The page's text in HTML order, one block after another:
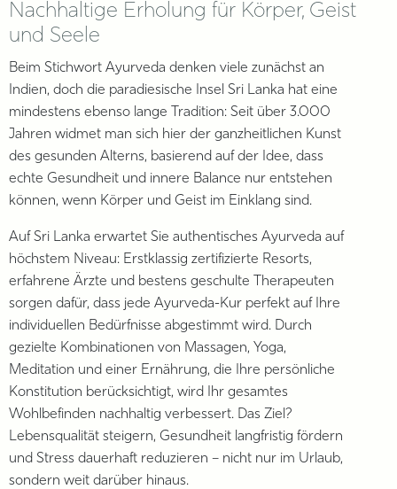
Nachhaltige Erholung für Körper, Geist
und Seele
Beim Stichwort Ayurveda denken viele zunächst an
Indien, doch die paradiesische Insel Sri Lanka hat eine
mindestens ebenso lange Tradition: Seit über 3.000
Jahren widmet man sich hier der ganzheitlichen Kunst
des gesunden Alterns, basierend auf der Idee, dass
echte Gesundheit und innere Balance nur entstehen
können, wenn Körper und Geist im Einklang sind.
Auf Sri Lanka erwartet Sie authentisches Ayurveda auf
höchstem Niveau: Erstklassig zertifizierte Resorts,
erfahrene Ärzte und bestens geschulte Therapeuten
sorgen dafür, dass jede Ayurveda-Kur perfekt auf Ihre
individuellen Bedürfnisse abgestimmt wird. Durch
gezielte Kombinationen von Massagen, Yoga,
Meditation und einer Ernährung, die Ihre persönliche
Konstitution berücksichtigt, wird Ihr gesamtes
Wohlbefinden nachhaltig verbessert. Das Ziel?
Lebensqualität steigern, Gesundheit langfristig fördern
und Stress dauerhaft reduzieren – nicht nur im Urlaub,
sondern weit darüber hinaus.